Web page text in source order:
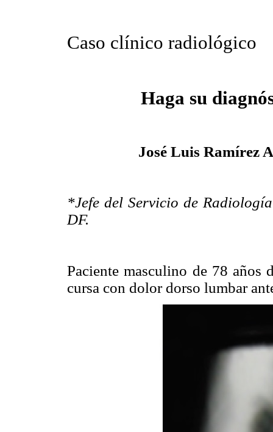
Caso clínico radiológico
Haga su
José Luis Ramírez
*Jefe del Servicio de
DF.
Paciente masculino de 78 años
cursa con dolor dorso lumbar